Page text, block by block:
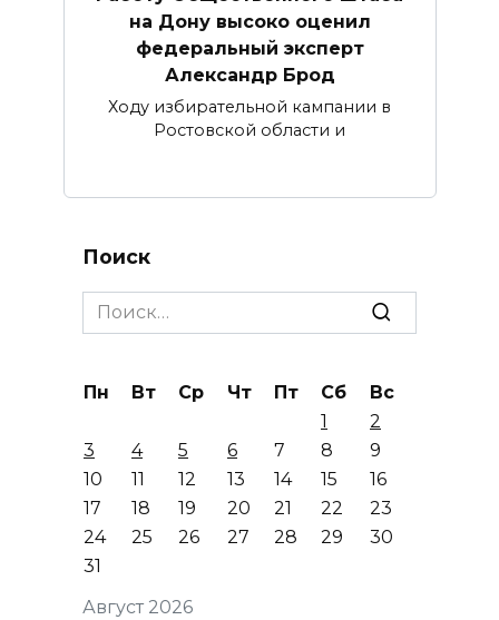
на Дону высоко оценил
федеральный эксперт
Александр Брод
Ходу избирательной кампании в
Ростовской области и
Поиск
Search
for:
Август 2026
Пн Вт Ср Чт Пт Сб
Вс
1
2
3
4 5 6 7 8
9
10
11 12 13 14 15
16
17
18 19 20 21 22
23
24
25 26 27 28 29
30
31